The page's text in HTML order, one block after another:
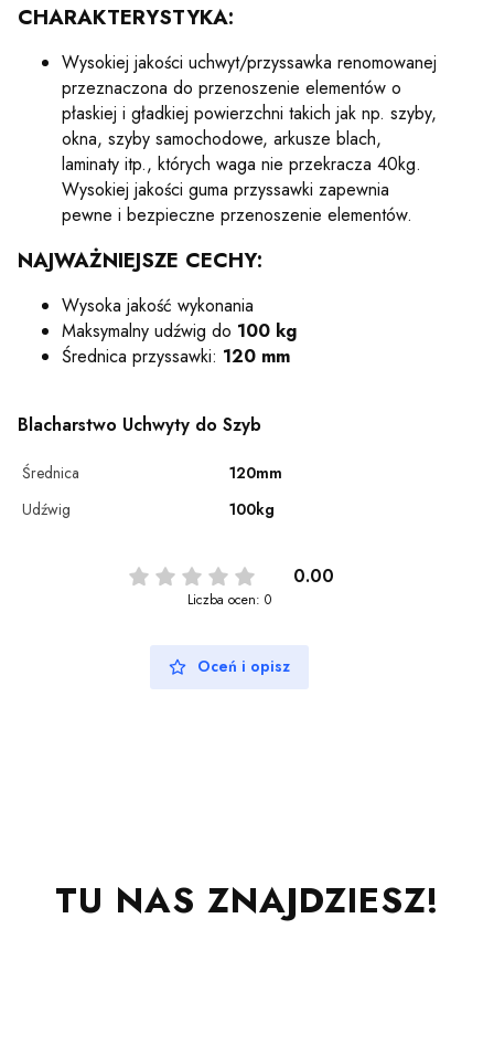
CHARAKTERYSTYKA:
Wysokiej jakości uchwyt/przyssawka renomowanej
przeznaczona do przenoszenie elementów o
płaskiej i gładkiej powierzchni takich jak np. szyby,
okna, szyby samochodowe, arkusze blach,
laminaty itp., których waga nie przekracza 40kg.
Wysokiej jakości guma przyssawki zapewnia
pewne i bezpieczne przenoszenie elementów.
NAJWAŻNIEJSZE CECHY:
Wysoka jakość wykonania
Maksymalny udźwig do 100 kg
Średnica przyssawki: 120 mm
Blacharstwo Uchwyty do Szyb
Średnica
120mm
Udźwig
100kg
0.00
Liczba ocen: 0
Oceń i opisz
TU NAS ZNAJDZIESZ!